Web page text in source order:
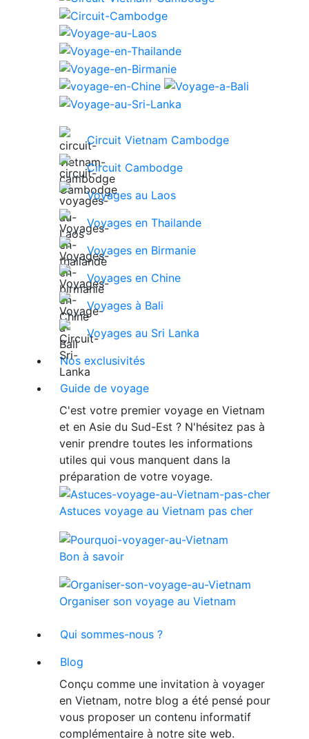
Circuit Vietnam Cambodge
Circuit Cambodge
Voyages au Laos
Voyages en Thailande
Voyages en Birmanie
Voyages en Chine
Voyages à Bali
Voyages au Sri Lanka
Nos exclusivités
Guide de voyage
C'est votre premier voyage en Vietnam
et en Asie du Sud-Est ? N'hésitez pas à
venir prendre toutes les informations
utiles qui vous manquent dans la
préparation de votre voyage.
Astuces voyage au Vietnam pas cher
Bon à savoir
Organiser son voyage au Vietnam
Qui sommes-nous ?
Blog
Conçu comme une invitation à voyager
en Vietnam, notre blog a été pensé pour
vous proposer un contenu informatif
complémentaire à notre site web.